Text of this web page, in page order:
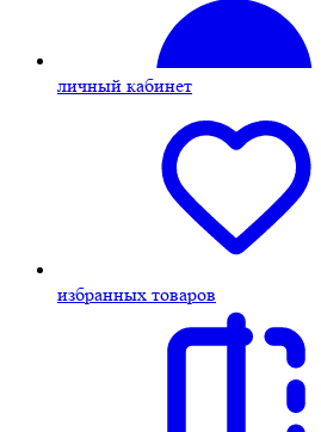
личный кабинет
избранных товаров